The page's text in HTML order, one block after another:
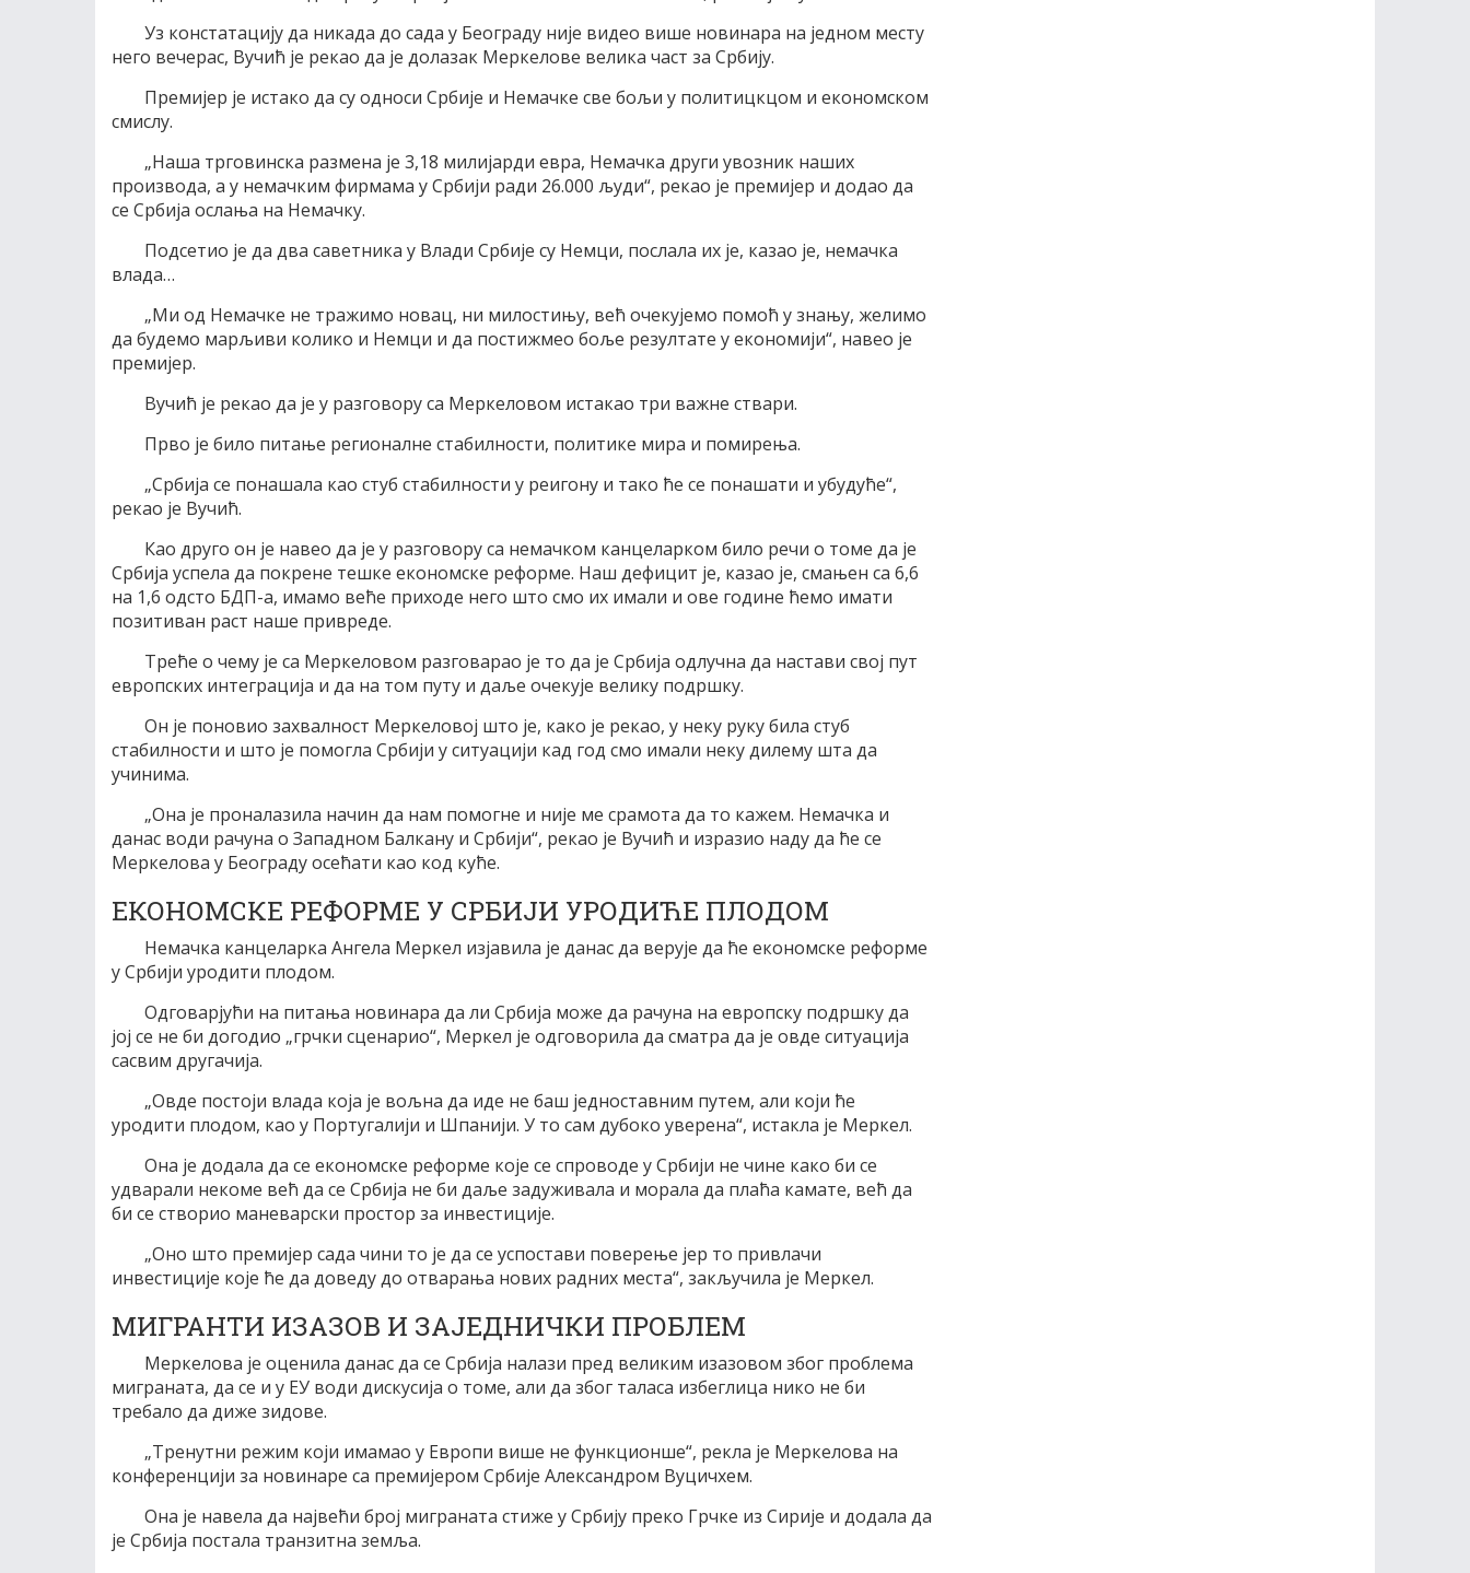
Уз констатацију да никада до сада у Београду није видео више новинара на једном месту
него вечерас, Вучић је рекао да је долазак Меркелове велика част за Србију.
Премијер је истако да су односи Србије и Немачке све бољи у политицкцом и економском
смислу.
„Наша трговинска размена је 3,18 милијарди евра, Немачка други увозник наших
производа, а у немачким фирмама у Србији ради 26.000 људи“, рекао је премијер и додао да
се Србија ослања на Немачку.
Подсетио је да два саветника у Влади Србије су Немци, послала их је, казао је, немачка
влада…
„Ми од Немачке не тражимо новац, ни милостињу, већ очекујемо помоћ у знању, желимо
да будемо марљиви колико и Немци и да постижмео боље резултате у економији“, навео је
премијер.
Вучић је рекао да је у разговору са Меркеловом истакао три важне ствари.
Прво је било питање регионалне стабилности, политике мира и помирења.
„Србија се понашала као стуб стабилности у реигону и тако ће се понашати и убудуће“,
рекао је Вучић.
Као друго он је навео да је у разговору са немачком канцеларком било речи о томе да је
Србија успела да покрене тешке економске реформе. Наш дефицит је, казао је, смањен са 6,6
на 1,6 одсто БДП-а, имамо веће приходе него што смо их имали и ове године ћемо имати
позитиван раст наше привреде.
Треће о чему је са Меркеловом разговарао је то да је Србија одлучна да настави свој пут
европских интеграција и да на том путу и даље очекује велику подршку.
Он је поновио захвалност Меркеловој што је, како је рекао, у неку руку била стуб
стабилности и што је помогла Србији у ситуацији кад год смо имали неку дилему шта да
учинима.
„Она је проналазила начин да нам помогне и није ме срамота да то кажем. Немачка и
данас води рачуна о Западном Балкану и Србији“, рекао је Вучић и изразио наду да ће се
Меркелова у Београду осећати као код куће.
ЕКОНОМСКЕ РЕФОРМЕ У СРБИЈИ УРОДИЋЕ ПЛОДОМ
Немачка канцеларка Ангела Меркел изјавила је данас да верује да ће економске реформе
у Србији уродити плодом.
Одговарјући на питања новинара да ли Србија може да рачуна на европску подршку да
јој се не би догодио „грчки сценарио“, Меркел је одговорила да сматра да је овде ситуација
сасвим другачија.
„Овде постоји влада која је вољна да иде не баш једноставним путем, али који ће
уродити плодом, као у Португалији и Шпанији. У то сам дубоко уверена“, истакла је Меркел.
Она је додала да се економске реформе које се спроводе у Србији не чине како би се
удварали некоме већ да се Србија не би даље задуживала и морала да плаћа камате, већ да
би се створио маневарски простор за инвестиције.
„Оно што премијер сада чини то је да се успостави поверење јер то привлачи
инвестиције које ће да доведу до отварања нових радних места“, закључила је Меркел.
МИГРАНТИ ИЗАЗОВ И ЗАЈЕДНИЧКИ ПРОБЛЕМ
Меркелова је оценила данас да се Србија налази пред великим изазовом због проблема
миграната, да се и у ЕУ води дискусија о томе, али да због таласа избеглица нико не би
требало да диже зидове.
„Тренутни режим који имамао у Европи више не функционше“, рекла је Меркелова на
конференцији за новинаре са премијером Србије Александром Вуцичхем.
Она је навела да највећи број миграната стиже у Србију преко Грчке из Сирије и додала да
је Србија постала транзитна земља.